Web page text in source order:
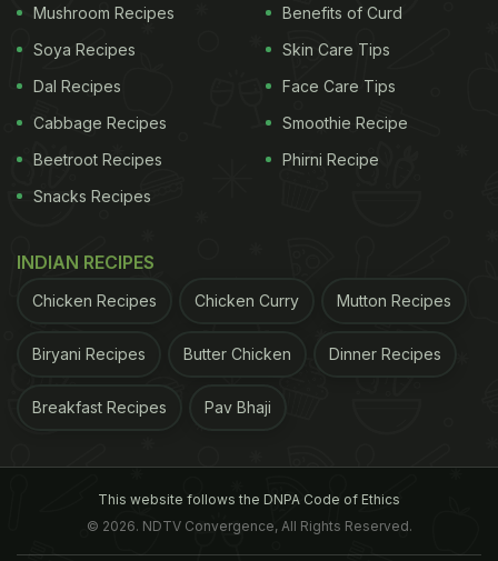
Mushroom Recipes
Soya Recipes
Dal Recipes
Cabbage Recipes
Beetroot Recipes
Snacks Recipes
Benefits of Curd
Skin Care Tips
Face Care Tips
Smoothie Recipe
Phirni Recipe
INDIAN RECIPES
Chicken Recipes Chicken Curry Mutton Recipes
Biryani Recipes Butter Chicken Dinner Recipes
Breakfast Recipes Pav Bhaji
This website follows the DNPA Code of Ethics
© 2026. NDTV Convergence, All Rights Reserved.